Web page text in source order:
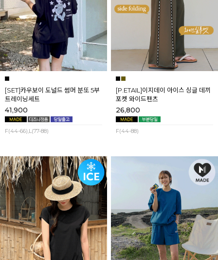
[SET]카우보이 도널드 썸머 분또 5부
트레이닝세트
41,900
F(44-66),L(77-88)
[P.ETAIL]이지데이 아이스 싱글 데끼
포켓 와이드팬츠
26,800
F(44-88)